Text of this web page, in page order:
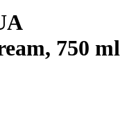
750 ml